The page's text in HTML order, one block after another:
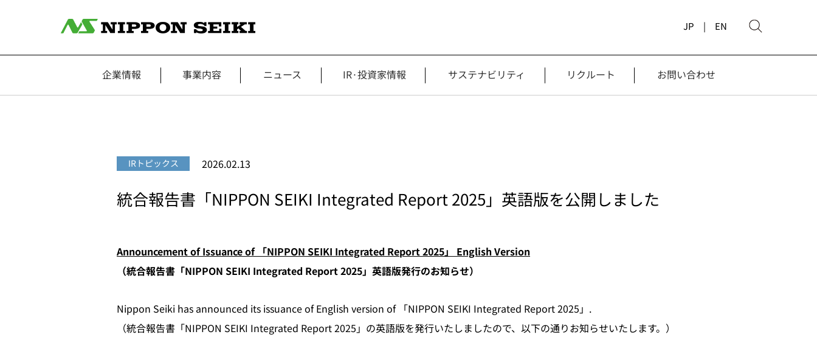
JP | EN
企業情報 事業内容 ニュース IR·投資家情報 サステナビリティ リクルート お問い合わせ
IRトピックス 2026.02.13
統合報告書「NIPPON SEIKI Integrated Report 2025」英語版を公開しました
Announcement of Issuance of 「NIPPON SEIKI Integrated Report 2025」 English Version
（統合報告書「NIPPON SEIKI Integrated Report 2025」英語版発行のお知らせ）
Nippon Seiki has announced its issuance of English version of 「NIPPON SEIKI Integrated Report 2025」.
（統合報告書「NIPPON SEIKI Integrated Report 2025」の英語版を発行いたしましたので、以下の通りお知らせいたします。）